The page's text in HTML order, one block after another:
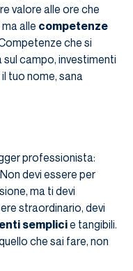
valore alle ore che
alle competenze
che si
campo, investimenti
tuo nome, sana
professionista:
devi essere per
ma ti devi
straordinario, devi
semplicie tangibili.
che sai fare, non